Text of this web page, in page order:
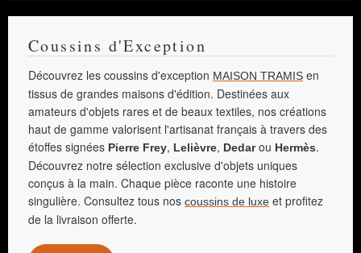
Coussins d'Exception
Découvrez les coussins d'exception MAISON TRAMIS en
tissus de grandes maisons d'édition. Destinées aux
amateurs d'objets rares et de beaux textiles, nos créations
haut de gamme valorisent l'artisanat français à travers des
étoffes signées Pierre Frey, Lelièvre, Dedarou Hermès.
Découvrez notre sélection exclusive d'objets uniques
conçus à la main. Chaque pièce raconte une histoire
singulière. Consultez tous nos coussins de luxe et profitez
de la livraison offerte.